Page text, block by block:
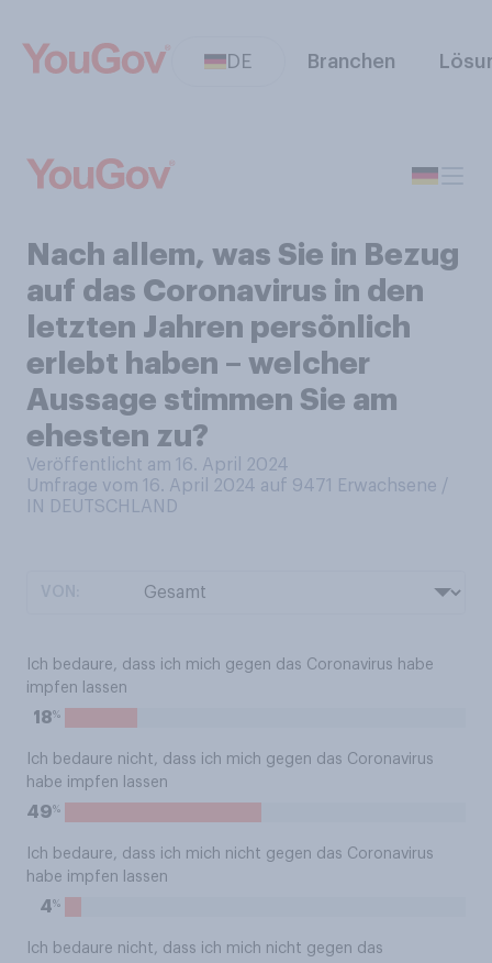
DE Branchen
Nach allem, was Sie in Bezug
auf das Coronavirus in den
letzten Jahren persönlich
erlebt haben – welcher
Aussage stimmen Sie am
ehesten zu?
Veröffentlicht am 16. April 2024
Umfrage vom 16. April 2024 auf 9471
Erwachsene /
IN DEUTSCHLAND
Ich bedaure, dass ich mich gegen das Coronavirus habe
impfen lassen
18%
Ich bedaure nicht, dass ich mich gegen das Coronavirus
habe impfen lassen
49%
Ich bedaure, dass ich mich nicht gegen das Coronavirus
habe impfen lassen
4%
Ich bedaure nicht, dass ich mich nicht gegen das